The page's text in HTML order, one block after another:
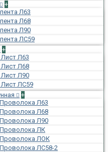
+
Л63
Л68
Л90
ЛС59
+
Л63
Л68
Л90
ЛС59
+
Л63
Л68
Л90
ЛК
Проволока ЛОК
ЛС58-2